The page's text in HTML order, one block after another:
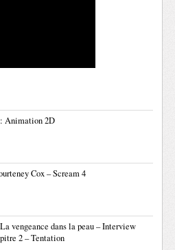
Animation 2D
Cox – Scream 4
vengeance dans la peau – Interview
2 – Tentation